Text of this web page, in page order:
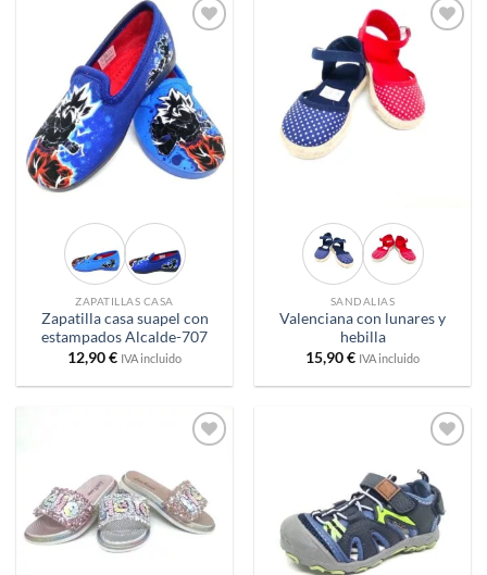
deseos
ZAPATILLAS CASA
Zapatilla casa suapel con
estampados Alcalde-707
12,90€ IVA incluido
SANDALIAS
Valenciana con lunares y
hebilla
15,90€ IVA incluido
deseos
deseos